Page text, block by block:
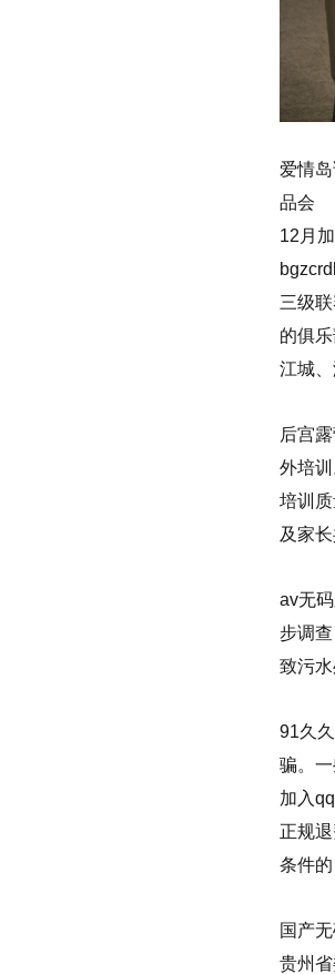
爱情
品会
12月
三级
的俱
江城、
后宫
外培训
培训
及家
av无
步调
致污
91久
骗。
加入
正规
条件
国产
贵州